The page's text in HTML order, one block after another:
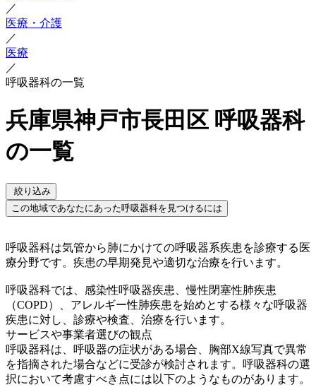
／
医療・介護
／
医療
／
呼吸器科の一覧
兵庫県神戸市長田区 呼吸器科
の一覧
絞り込み
この地域であなたにあった呼吸器科を見つけるには
呼吸器科は気管から肺にかけての呼吸器系疾患を診療する医
療分野です。疾患の早期発見や適切な治療を行います。
呼吸器科では、感染性呼吸器疾患、慢性閉塞性肺疾患
（COPD）、アレルギー性肺疾患を始めとする様々な呼吸器
疾患に対し、診療や検査、治療を行います。
サービスや事業者選びの観点
呼吸器科は、呼吸器の症状がある場合、胸部X線写真で異常
を指摘された場合などに受診が検討されます。呼吸器科の選
択において考慮すべき点には以下のようなものがあります。